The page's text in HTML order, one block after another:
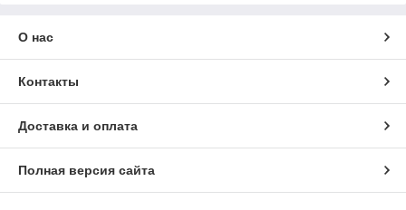
О нас
Контакты
Доставка и оплата
Полная версия сайта